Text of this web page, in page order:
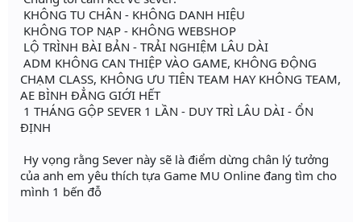
KHÔNG TU CHÂN - KHÔNG DANH HIỆU
KHÔNG TOP NẠP - KHÔNG WEBSHOP
LỘ TRÌNH BÀI BẢN - TRẢI NGHIỆM LÂU DÀI
ADM KHÔNG CAN THIỆP VÀO GAME, KHÔNG ĐỘNG
CHẠM CLASS, KHÔNG ƯU TIÊN TEAM HAY KHÔNG TEAM,
AE BÌNH ĐẲNG GIỚI HẾT
1 THÁNG GỘP SEVER 1 LẦN - DUY TRÌ LÂU DÀI - ỔN
ĐỊNH
Hy vọng rằng Sever này sẽ là điểm dừng chân lý tưởng
của anh em yêu thích tựa Game MU Online đang tìm cho
mình 1 bến đỗ